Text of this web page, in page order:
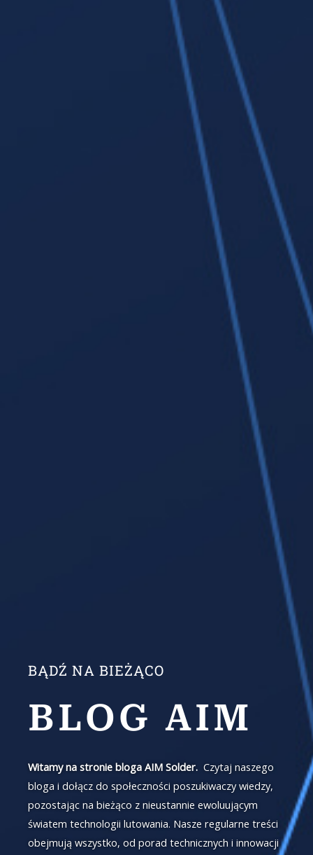
BĄDŹ NA BIEŻĄCO
BLOG AIM
Witamy na stronie bloga AIM Solder.Czytaj naszego
bloga i dołącz do społeczności poszukiwaczy wiedzy,
pozostając na bieżąco z nieustannie ewoluującym
światem technologii lutowania. Nasze regularne treści
obejmują wszystko, od porad technicznych i innowacji